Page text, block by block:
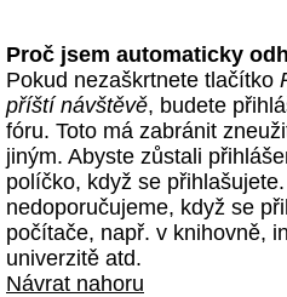
Proč jsem automaticky
Pokud nezaškrtnete tlačítko
příští návštěvě, budete
fóru. Toto má zabránit
jiným. Abyste zůstali
políčko, když se
nedoporučujeme, když se
počítače, např. v knihovně,
univerzitě atd.
Návrat nahoru